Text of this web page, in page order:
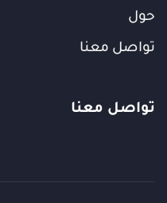
حول
تواصل معنا
تواصل معنا